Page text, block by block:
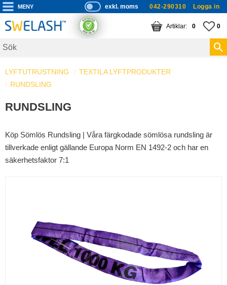
Meny
P
ri
s
s
exkl. moms 042-290310 Logga in
0
KUNDVAGN
ANTAL 0
LYFTUTRUSTNING
TEXTILA LYFTPRODUKTER
RUNDSLING
RUNDSLING
Köp Sömlös Rundsling | Våra färgkodade sömlösa rundsling är
tillverkade enligt gällande Europa Norm EN 1492-2 och har en
säkerhetsfaktor 7:1